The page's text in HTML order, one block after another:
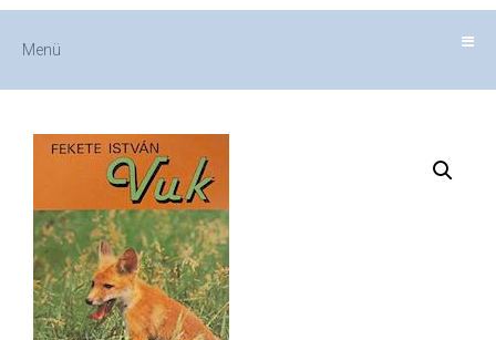
Menü
SHOP
KAPCSOLAT